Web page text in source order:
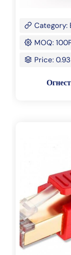
Category:
MOQ:
Price: